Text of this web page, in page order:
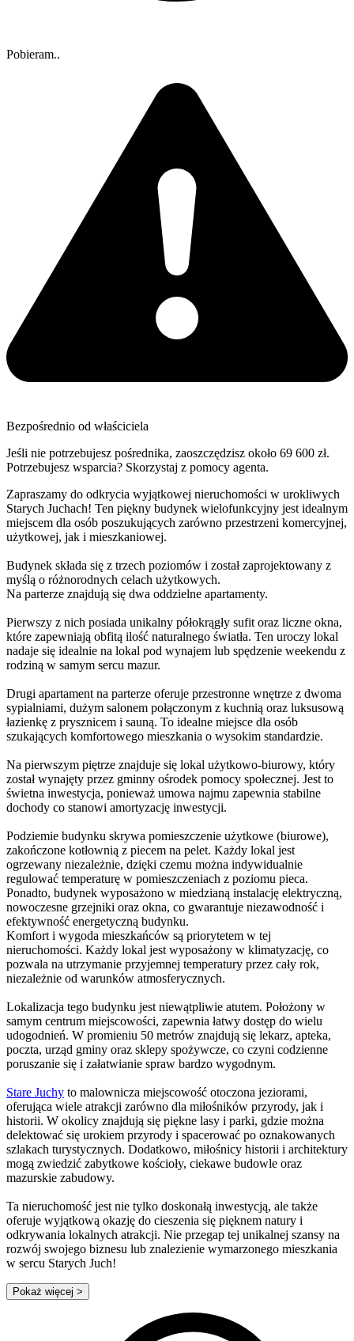
Pobieram..
Bezpośrednio od właściciela
Jeśli nie potrzebujesz pośrednika, zaoszczędzisz około 69 600 zł.
Potrzebujesz wsparcia? Skorzystaj z pomocy agenta.
Zapraszamy do odkrycia wyjątkowej nieruchomości w urokliwych
Starych Juchach! Ten piękny budynek wielofunkcyjny jest idealnym
miejscem dla osób poszukujących zarówno przestrzeni komercyjnej,
użytkowej, jak i mieszkaniowej.
Budynek składa się z trzech poziomów i został zaprojektowany z
myślą o różnorodnych celach użytkowych.
Na parterze znajdują się dwa oddzielne apartamenty.
Pierwszy z nich posiada unikalny półokrągły sufit oraz liczne okna,
które zapewniają obfitą ilość naturalnego światła. Ten uroczy lokal
nadaje się idealnie na lokal pod wynajem lub spędzenie weekendu z
rodziną w samym sercu mazur.
Drugi apartament na parterze oferuje przestronne wnętrze z dwoma
sypialniami, dużym salonem połączonym z kuchnią oraz luksusową
łazienkę z prysznicem i sauną. To idealne miejsce dla osób
szukających komfortowego mieszkania o wysokim standardzie.
Na pierwszym piętrze znajduje się lokal użytkowo-biurowy, który
został wynajęty przez gminny ośrodek pomocy społecznej. Jest to
świetna inwestycja, ponieważ umowa najmu zapewnia stabilne
dochody co stanowi amortyzację inwestycji.
Podziemie budynku skrywa pomieszczenie użytkowe (biurowe),
zakończone kotłownią z piecem na pelet. Każdy lokal jest
ogrzewany niezależnie, dzięki czemu można indywidualnie
regulować temperaturę w pomieszczeniach z poziomu pieca.
Ponadto, budynek wyposażono w miedzianą instalację elektryczną,
nowoczesne grzejniki oraz okna, co gwarantuje niezawodność i
efektywność energetyczną budynku.
Komfort i wygoda mieszkańców są priorytetem w tej
nieruchomości. Każdy lokal jest wyposażony w klimatyzację, co
pozwala na utrzymanie przyjemnej temperatury przez cały rok,
niezależnie od warunków atmosferycznych.
Lokalizacja tego budynku jest niewątpliwie atutem. Położony w
samym centrum miejscowości, zapewnia łatwy dostęp do wielu
udogodnień. W promieniu 50 metrów znajdują się lekarz, apteka,
poczta, urząd gminy oraz sklepy spożywcze, co czyni codzienne
poruszanie się i załatwianie spraw bardzo wygodnym.
Stare Juchy to malownicza miejscowość otoczona jeziorami,
oferująca wiele atrakcji zarówno dla miłośników przyrody, jak i
historii. W okolicy znajdują się piękne lasy i parki, gdzie można
delektować się urokiem przyrody i spacerować po oznakowanych
szlakach turystycznych. Dodatkowo, miłośnicy historii i architektury
mogą zwiedzić zabytkowe kościoły, ciekawe budowle oraz
mazurskie zabudowy.
Ta nieruchomość jest nie tylko doskonałą inwestycją, ale także
oferuje wyjątkową okazję do cieszenia się pięknem natury i
odkrywania lokalnych atrakcji. Nie przegap tej unikalnej szansy na
rozwój swojego biznesu lub znalezienie wymarzonego mieszkania
w sercu Starych Juch!
Pokaż więcej >